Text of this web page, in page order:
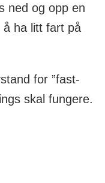
ned og opp en
å ha litt fart på
for ”fast-
skal fungere.